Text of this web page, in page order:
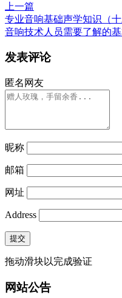
上一篇
专业音响基础声学知识（十
音响技术人员需要了解的
发表评论
匿名网友
昵称
邮箱
网址
Address
提交
拖动滑块以完成验证
网站公告